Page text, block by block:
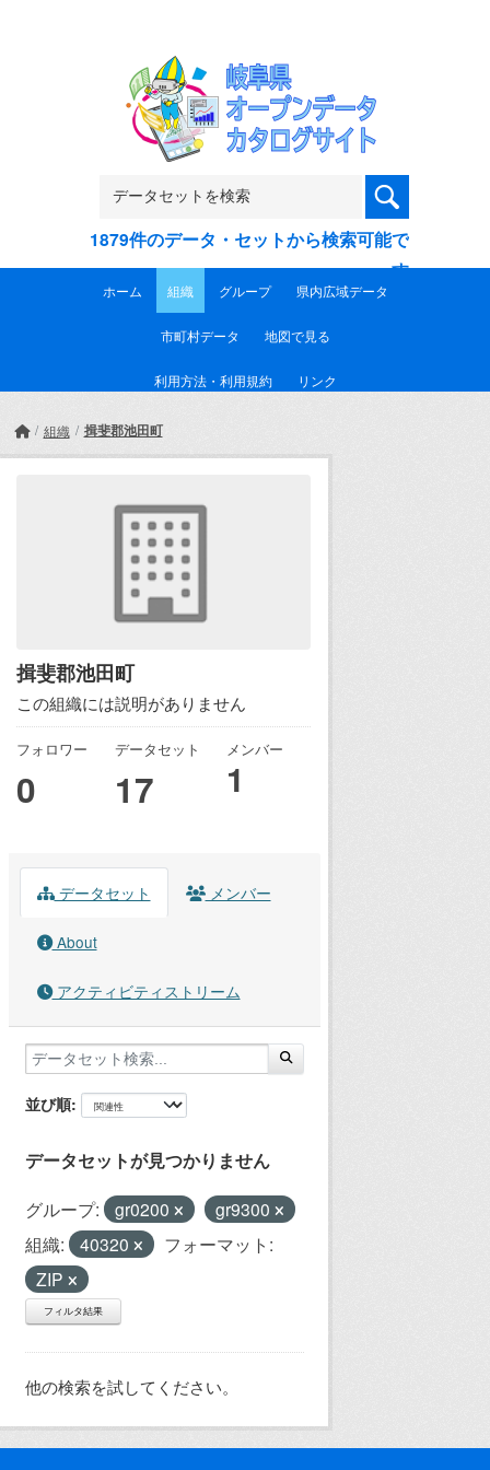
1879件のデータ・セットから検索可能で
す
ホーム 組織 グループ 県内広域データ
市町村データ 地図で見る
利用方法・利用規約 リンク
組織 揖斐郡池田町
揖斐郡池田町
この組織には説明がありません
フォロワー
0
データセット
17
メンバー
1
データセット メンバー
About
アクティビティストリーム
並び順
データセットが見つかりません
グループ: gr0200
gr9300
組織:
40320
フォーマット:
ZIP
フィルタ結果
他の検索を試してください。